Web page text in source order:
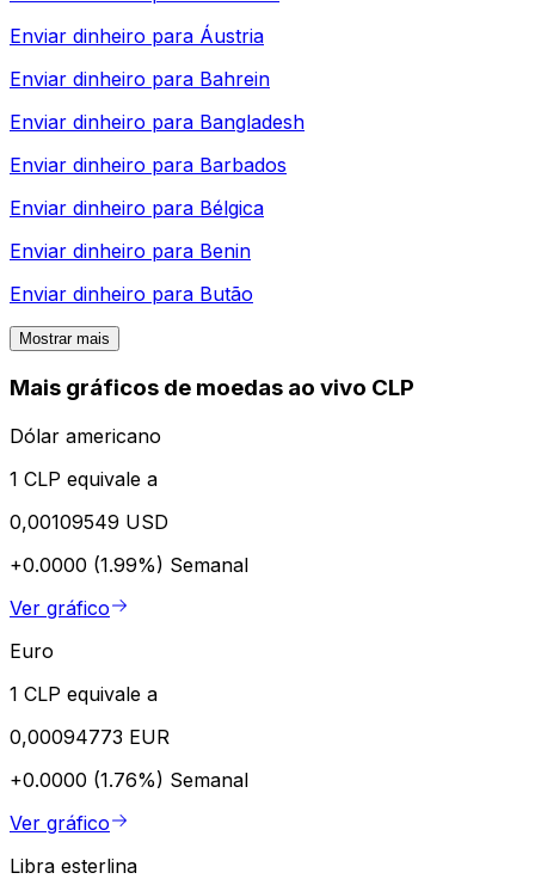
Enviar dinheiro para Áustria
Enviar dinheiro para Bahrein
Enviar dinheiro para Bangladesh
Enviar dinheiro para Barbados
Enviar dinheiro para Bélgica
Enviar dinheiro para Benin
Enviar dinheiro para Butão
Mostrar mais
Mais gráficos de moedas ao vivo CLP
Dólar americano
1 CLP equivale a
0,00109549 USD
+0.0000 (1.99%) Semanal
Ver gráfico
Euro
1 CLP equivale a
0,00094773 EUR
+0.0000 (1.76%) Semanal
Ver gráfico
Libra esterlina